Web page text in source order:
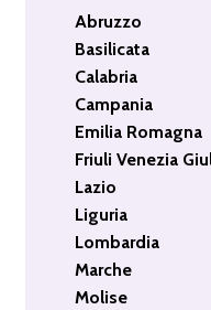
Abruzzo
Basilicata
Calabria
Campania
Emilia Romagna
Friuli Venezia
Lazio
Liguria
Lombardia
Marche
Molise